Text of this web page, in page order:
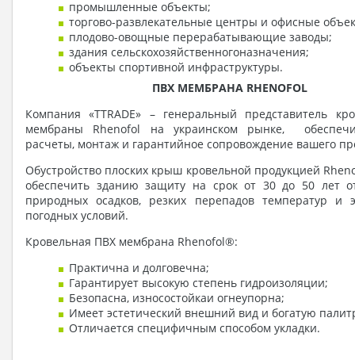
промышленные объекты;
торгово-развлекательные центры и офисные
плодово-овощные перерабатывающие заводы;
здания сельскохозяйственногоназначения;
объекты спортивной инфраструктуры.
ПВХ МЕМБРАНА RHENOFOL
Компания «TTRADE» – генеральный представитель
мембраны Rhenofol на украинском рынке,
расчеты, монтаж и гарантийное сопровождение вашего
Обустройство плоских крыш кровельной продукцией
обеспечить зданию защиту на срок от 30 до 50 лет
природных осадков, резких перепадов температур и
погодных условий.
Кровельная ПВХ мембрана Rhenofol®:
Практична и долговечна;
Гарантирует высокую степень гидроизоляции;
Безопасна, износостойкаи огнеупорна;
Имеет эстетический внешний вид и богатую
Отличается специфичным способом укладки.